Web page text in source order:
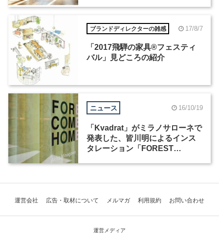
ブランドディレクターの雑感 17/8/7
「2017飛騨の家具®︎フェスティ
バル」見どころの紹介
ニュース 16/10/19
「Kvadrat」がミラノサローネで
発表した、皆川明によるインス
タレーション「FOREST
運営会社 広告・取材について メルマガ 利用規約 お問い合わせ
運営メディア